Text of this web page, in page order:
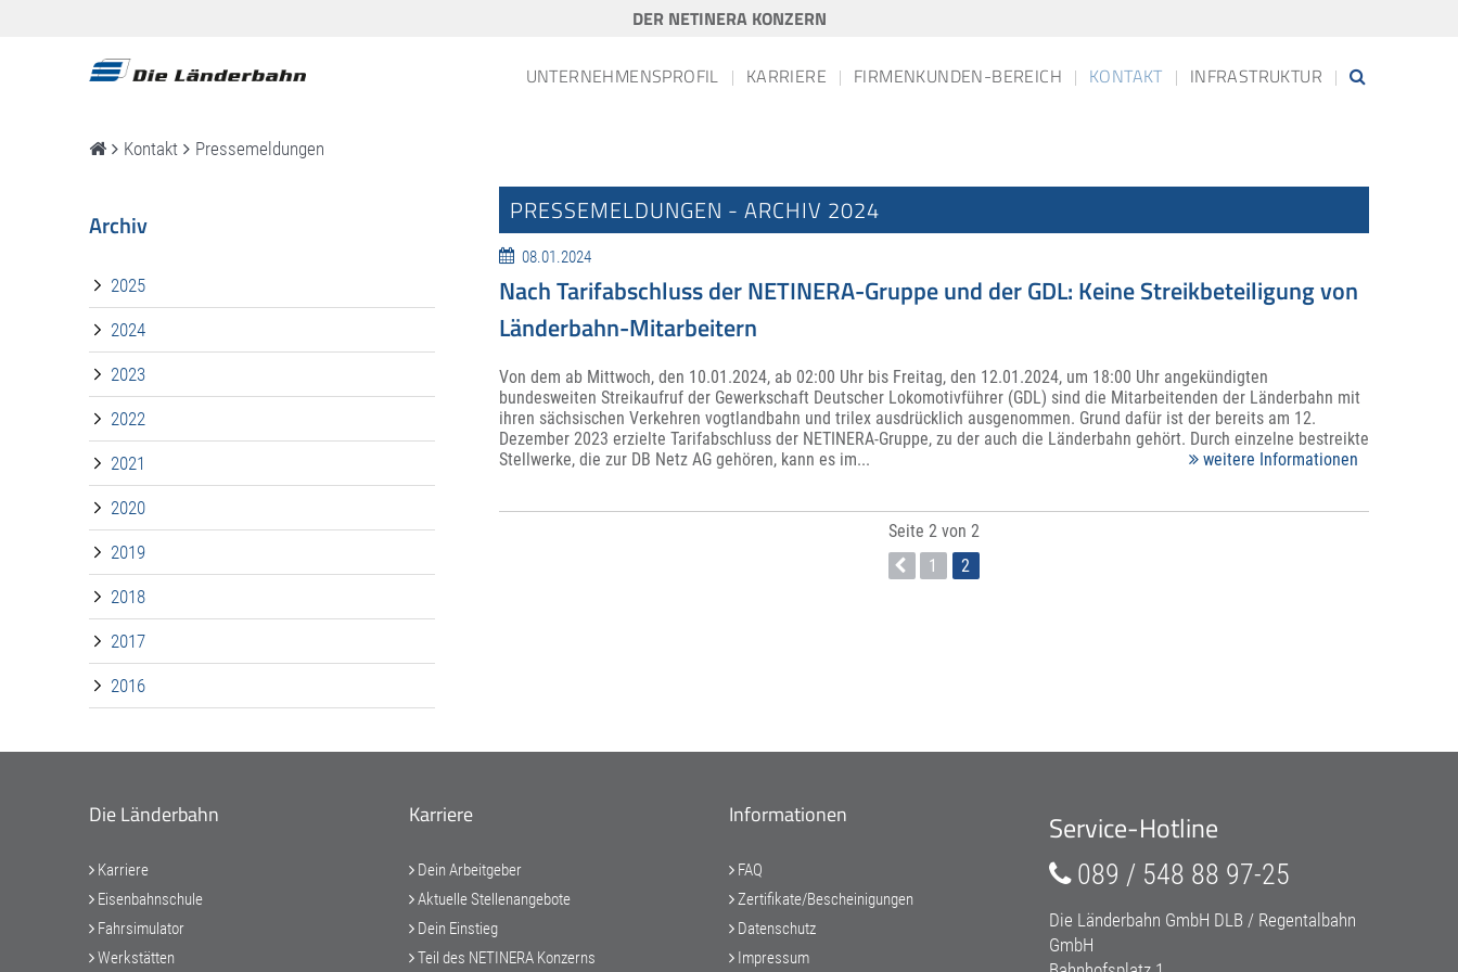
DER NETINERA KONZERN
UNTERNEHMENSPROFIL KARRIERE FIRMENKUNDEN-BEREICH KONTAKT INFRASTRUKTUR
Kontakt Pressemeldungen
Archiv
2025
2024
2023
2022
2021
2020
2019
2018
2017
2016
PRESSEMELDUNGEN - ARCHIV 2024
08.01.2024
Nach Tarifabschluss der NETINERA-Gruppe und der GDL: Keine Streikbeteiligung von
Länderbahn-Mitarbeitern
Von dem ab Mittwoch, den 10.01.2024, ab 02:00 Uhr bis Freitag, den 12.01.2024, um 18:00 Uhr angekündigten
bundesweiten Streikaufruf der Gewerkschaft Deutscher Lokomotivführer (GDL) sind die Mitarbeitenden der Länderbahn mit
ihren sächsischen Verkehren vogtlandbahn und trilex ausdrücklich ausgenommen. Grund dafür ist der bereits am 12.
Dezember 2023 erzielte Tarifabschluss der NETINERA-Gruppe, zu der auch die Länderbahn gehört. Durch einzelne bestreikte
Stellwerke, die zur DB Netz AG gehören, kann es im...
weitere Informationen
Seite 2 von 2
1
2
Die Länderbahn
Karriere
Eisenbahnschule
Fahrsimulator
Werkstätten
Karriere
Dein Arbeitgeber
Aktuelle Stellenangebote
Dein Einstieg
Teil des NETINERA Konzerns
Informationen
FAQ
Zertifikate/Bescheinigungen
Datenschutz
Impressum
Service-Hotline
089 / 548 88 97-25
Die Länderbahn GmbH DLB / Regentalbahn
GmbH